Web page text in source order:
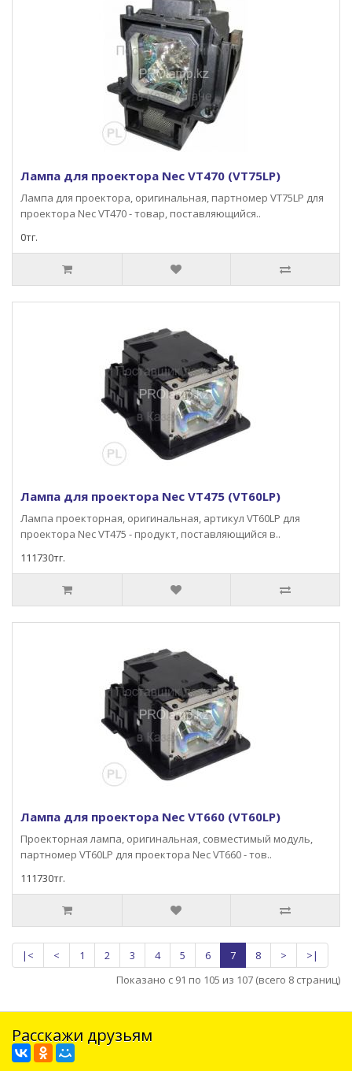
Лампа для проектора Nec VT470 (VT75LP)
Лампа для проектора, оригинальная, партномер VT75LP для
проектора Nec VT470 - товар, поставляющийся..
0тг.
Лампа для проектора Nec VT475 (VT60LP)
Лампа проекторная, оригинальная, артикул VT60LP для
проектора Nec VT475 - продукт, поставляющийся в..
111730тг.
Лампа для проектора Nec VT660 (VT60LP)
Проекторная лампа, оригинальная, совместимый модуль,
партномер VT60LP для проектора Nec VT660 - тов..
111730тг.
|< < 1 2 3 4 5 6 7 8 >
>|
Показано с 91 по 105 из 107 (всего 8 страниц)
Расскажи друзьям